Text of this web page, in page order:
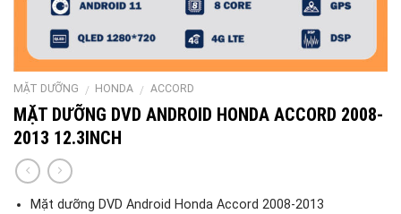
MẶT DƯỠNG / HONDA / ACCORD
MẶT DƯỠNG DVD ANDROID HONDA ACCORD 2008-
2013 12.3INCH
Mặt dưỡng DVD Android Honda Accord 2008-2013